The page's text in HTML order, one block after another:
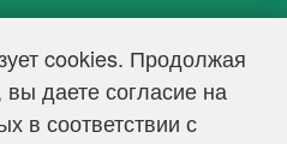
cookies. Продолжая
вы даете согласие на
в соответствии с
2026 г.
СМИ Эл № ФС 77-39848, выдано